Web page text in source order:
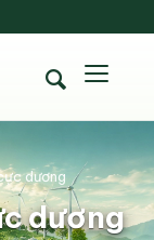
dương
dương